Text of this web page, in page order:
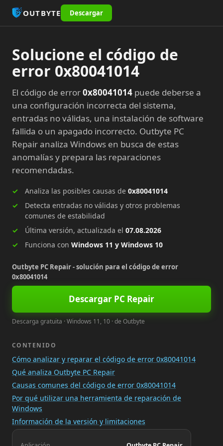
OUTBYTE Descargar
Solucione el código de
error 0x80041014
El código de error0x80041014 puede deberse a
una configuración incorrecta del sistema,
entradas no válidas, una instalación de software
fallida o un apagado incorrecto. Outbyte PC
Repair analiza Windows en busca de estas
anomalías y prepara las reparaciones
recomendadas.
Analiza las posibles causas de 0x80041014
Detecta entradas no válidas y otros problemas
comunes de estabilidad
Última versión, actualizada el 07.08.2026
Funciona con Windows 11 y Windows 10
Outbyte PC Repair - solución para el código de error
0x80041014
Descargar PC Repair
Descarga gratuita · Windows 11, 10 · de Outbyte
CONTENIDO
Cómo analizar y reparar el código de error 0x80041014
Qué analiza Outbyte PC Repair
Causas comunes del código de error 0x80041014
Por qué utilizar una herramienta de reparación de
Windows
Información de la versión y limitaciones